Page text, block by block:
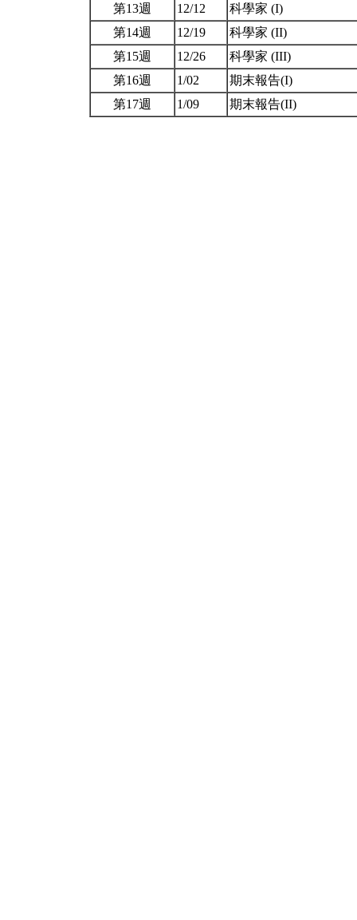
第13週 12/12
科學家 (I)
第14週
12/19
科學家 (II)
第15週
12/26
科學家 (III)
第16週
1/02
期末報告(I)
第17週
1/09 期末報告(II)